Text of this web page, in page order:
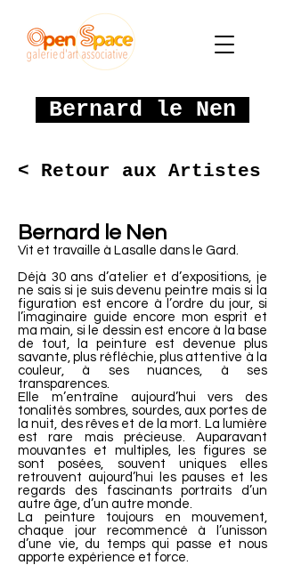
Bernard le Nen
< Retour aux Artistes
Bernard le Nen
Vit et travaille à Lasalle dans le Gard.
Déjà 30 ans d’atelier et d’expositions, je
ne sais si je suis devenu peintre mais si la
figuration est encore à l’ordre du jour, si
l’imaginaire guide encore mon esprit et
ma main, si le dessin est encore à la base
de tout, la peinture est devenue plus
savante, plus réfléchie, plus attentive à la
couleur, à ses nuances, à ses
transparences.
Elle m’entraîne aujourd’hui vers des
tonalités sombres, sourdes, aux portes de
la nuit, des rêves et de la mort. La lumière
est rare mais précieuse. Auparavant
mouvantes et multiples, les figures se
sont posées, souvent uniques elles
retrouvent aujourd’hui les pauses et les
regards des fascinants portraits d’un
autre âge, d’un autre monde.
La peinture toujours en mouvement,
chaque jour recommencé à l’unisson
d’une vie, du temps qui passe et nous
apporte expérience et force.